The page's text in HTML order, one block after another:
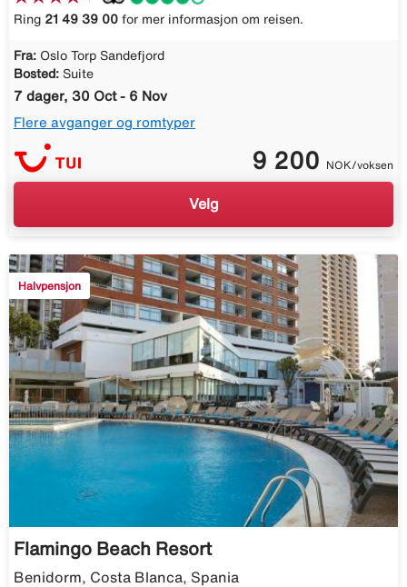
Ring 21 49 39 00 for mer informasjon om reisen.
Fra: Oslo Torp Sandefjord
Bosted: Suite
7 dager, 30 Oct - 6 Nov
Flere avganger og romtyper
9 200 NOK/voksen
Velg
Halvpensjon
Flamingo Beach Resort
Benidorm, Costa Blanca, Spania